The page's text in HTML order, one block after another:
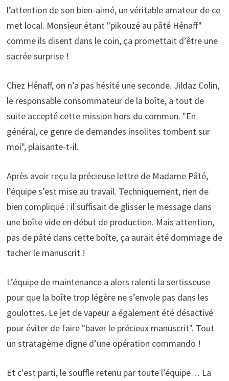
l’attention de son bien-aimé, un véritable amateur de ce
met local. Monsieur étant "pikouzé au pâté Hénaff"
comme ils disent dans le coin, ça promettait d’être une
sacrée surprise !
Chez Hénaff, on n’a pas hésité une seconde. Jildaz Colin,
le responsable consommateur de la boîte, a tout de
suite accepté cette mission hors du commun. "En
général, ce genre de demandes insolites tombent sur
moi", plaisante-t-il.
Après avoir reçu la précieuse lettre de Madame Pâté,
l’équipe s’est mise au travail. Techniquement, rien de
bien compliqué : il suffisait de glisser le message dans
une boîte vide en début de production. Mais attention,
pas de pâté dans cette boîte, ça aurait été dommage de
tacher le manuscrit !
L’équipe de maintenance a alors ralenti la sertisseuse
pour que la boîte trop légère ne s’envole pas dans les
goulottes. Le jet de vapeur a également été désactivé
pour éviter de faire "baver le précieux manuscrit". Tout
un stratagème digne d’une opération commando !
Et c’est parti, le souffle retenu par toute l’équipe… La